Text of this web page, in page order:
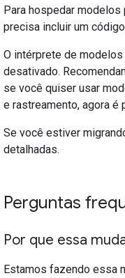
Para hospedar
precisa incluir um
O intérprete de
desativado.
se você quiser usar
e rastreamento, agora é
Se você estiver
detalhadas.
Perguntas
Por que essa
Estamos fazendo essa